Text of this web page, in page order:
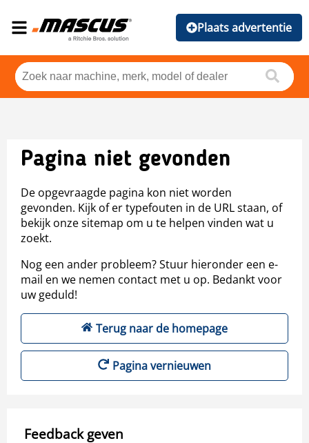
Plaats advertentie
Pagina niet gevonden
De opgevraagde pagina kon niet worden
gevonden. Kijk of er typefouten in de URL staan, of
bekijk onze sitemap om u te helpen vinden wat u
zoekt.
Nog een ander probleem? Stuur hieronder een e-
mail en we nemen contact met u op. Bedankt voor
uw geduld!
Terug naar de homepage
Pagina vernieuwen
Feedback geven